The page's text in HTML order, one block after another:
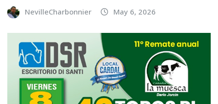
NevilleCharbonnier May 6, 2026